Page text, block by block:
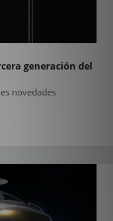
generación del
novedades